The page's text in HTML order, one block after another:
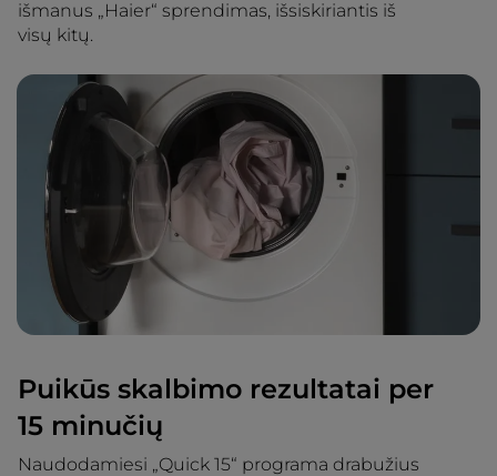
išmanus „Haier“ sprendimas, išsiskiriantis iš
visų kitų.
Puikūs skalbimo rezultatai per
15 minučių
Naudodamiesi „Quick 15“ programa drabužius